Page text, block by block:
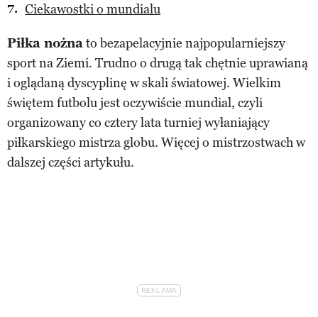
Ciekawostki o mundialu
Piłka nożnato bezapelacyjnie najpopularniejszy
sport na Ziemi. Trudno o drugą tak chętnie uprawianą
i oglądaną dyscyplinę w skali światowej. Wielkim
świętem futbolu jest oczywiście mundial, czyli
organizowany co cztery lata turniej wyłaniający
piłkarskiego mistrza globu. Więcej o mistrzostwach w
dalszej części artykułu.